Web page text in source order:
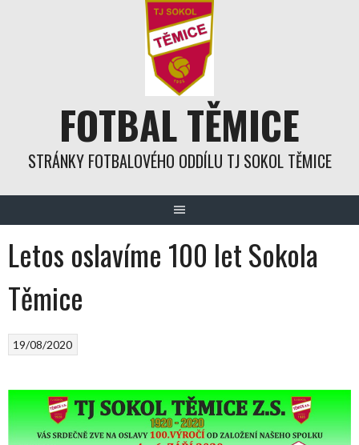
FOTBAL TĚMICE
STRÁNKY FOTBALOVÉHO ODDÍLU TJ SOKOL TĚMICE
Letos oslavíme 100 let Sokola
Těmice
19/08/2020